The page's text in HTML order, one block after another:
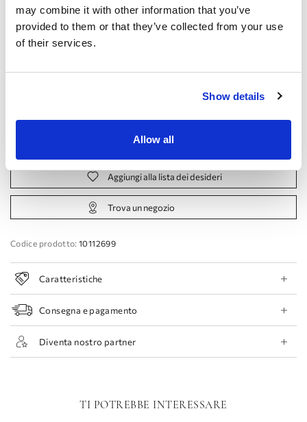
may combine it with other information that you’ve
provided to them or that they’ve collected from your use
of their services.
Show details
Allow all
Dimensione: Tabella delle dimensioni
Produttore:
50 EU
Prenota appuntamento
Aggiungi alla lista dei desideri
Trova un negozio
Codice prodotto: 10112699
Caratteristiche
Consegna e pagamento
Diventa nostro partner
TI POTREBBE INTERESSARE